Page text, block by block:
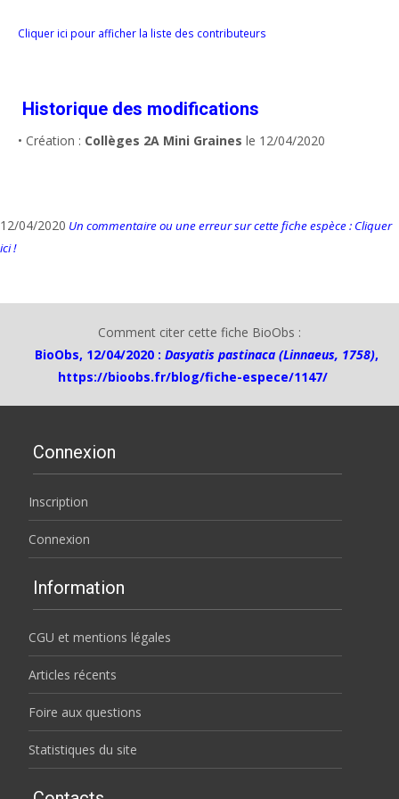
Cliquer ici pour afficher la liste des contributeurs
Historique des modifications
• Création : Collèges 2A Mini Graines le 12/04/2020
12/04/2020 Un commentaire ou une erreur sur cette fiche espèce : Cliquer
ici !
Comment citer cette fiche BioObs :
BioObs, 12/04/2020 : Dasyatis pastinaca (Linnaeus, 1758),
https://bioobs.fr/blog/fiche-espece/1147/
Connexion
Inscription
Connexion
Information
CGU et mentions légales
Articles récents
Foire aux questions
Statistiques du site